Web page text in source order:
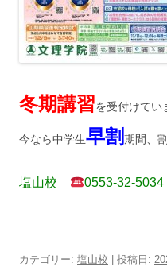
冬期講習を受付けてい
今なら中学生早割 期間、
塩山校 0553-32-5034
カテゴリー: 塩山校 | 投稿日: